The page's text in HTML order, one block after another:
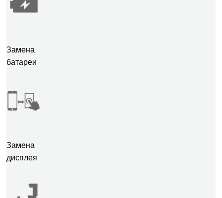
Замена
батареи
Замена
дисплея